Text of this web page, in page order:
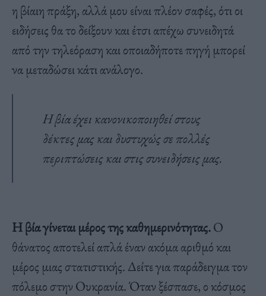
η βίαιη πράξη, αλλά μου είναι πλέον σαφές, ότι οι
ειδήσεις θα το δείξουν και έτσι απέχω συνειδητά
από την τηλεόραση και οποιαδήποτε πηγή μπορεί
να μεταδώσει κάτι ανάλογο.
Η βία έχει κανονικοποιηθεί στους
δέκτες μας και δυστυχώς σε πολλές
περιπτώσεις και στις συνειδήσεις μας.
Η βία γίνεται μέρος της καθημερινότητας.Ο
θάνατος αποτελεί απλά έναν ακόμα αριθμό και
μέρος μιας στατιστικής. Δείτε για παράδειγμα τον
πόλεμο στην Ουκρανία. Όταν ξέσπασε, ο κόσμος